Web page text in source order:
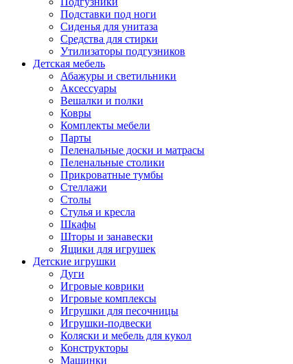
Подставки под ноги
Сиденья для унитаза
Средства для стирки
Утилизаторы подгузников
Детская мебель
Абажуры и светильники
Аксессуары
Вешалки и полки
Ковры
Комплекты мебели
Парты
Пеленальные доски и матрасы
Пеленальные столики
Прикроватные тумбы
Стеллажи
Столы
Стулья и кресла
Шкафы
Шторы и занавески
Ящики для игрушек
Детские игрушки
Дуги
Игровые коврики
Игровые комплексы
Игрушки для песочницы
Игрушки-подвески
Коляски и мебель для кукол
Конструкторы
Машинки